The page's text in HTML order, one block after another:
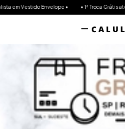
• • 1ª Troca Grátis até 30 dias e